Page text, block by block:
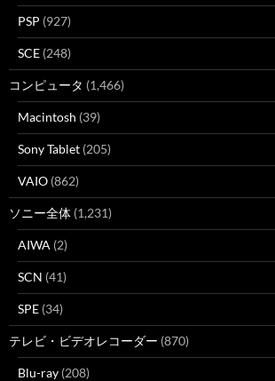
PSP (927)
SCE (248)
コンピュータ (1,466)
Macintosh (39)
Sony Tablet (205)
VAIO (862)
ソニー全体 (1,231)
AIWA (2)
SCN (41)
SPE (34)
テレビ・ビデオレコーダー (870)
Blu-ray (208)